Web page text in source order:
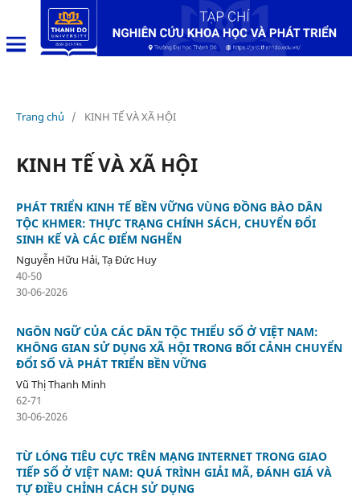
Trang chủ / KINH TẾ VÀ XÃ HỘI
KINH TẾ VÀ XÃ HỘI
PHÁT TRIỂN KINH TẾ BỀN VỮNG VÙNG ĐỒNG BÀO DÂN
TỘC KHMER: THỰC TRẠNG CHÍNH SÁCH, CHUYỂN ĐỔI
SINH KẾ VÀ CÁC ĐIỂM NGHẼN
Nguyễn Hữu Hải, Tạ Đức Huy
40-50
30-06-2026
NGÔN NGỮ CỦA CÁC DÂN TỘC THIỂU SỐ Ở VIỆT NAM:
KHÔNG GIAN SỬ DỤNG XÃ HỘI TRONG BỐI CẢNH CHUYỂN
ĐỔI SỐ VÀ PHÁT TRIỂN BỀN VỮNG
Vũ Thị Thanh Minh
62-71
30-06-2026
TỪ LÓNG TIÊU CỰC TRÊN MẠNG INTERNET TRONG GIAO
TIẾP SỐ Ở VIỆT NAM: QUÁ TRÌNH GIẢI MÃ, ĐÁNH GIÁ VÀ
TỰ ĐIỀU CHỈNH CÁCH SỬ DỤNG